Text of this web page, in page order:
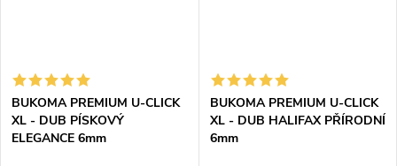
BUKOMA PREMIUM U-CLICK
XL - DUB PÍSKOVÝ
ELEGANCE 6mm
BUKOMA PREMIUM U-CLICK
XL - DUB HALIFAX PŘÍRODNÍ
6mm